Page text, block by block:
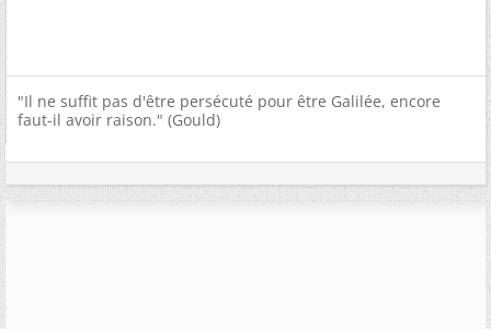
"Il ne suffit pas d'être persécuté pour être Galilée, encore
faut-il avoir raison." (Gould)